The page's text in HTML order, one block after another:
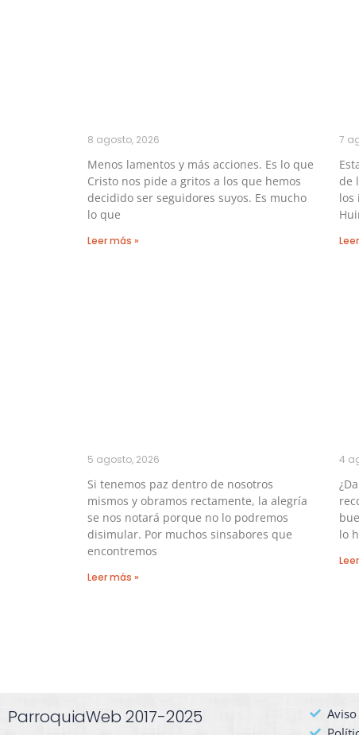
8 agosto, 2026
Menos lamentos y más acciones. Es lo que
Cristo nos pide a gritos a los que hemos
decidido ser seguidores suyos. Es mucho
lo que
Leer más »
7
de
los
5 agosto, 2026
Si tenemos paz dentro de nosotros
mismos y obramos rectamente, la alegría
se nos notará porque no lo podremos
disimular. Por muchos sinsabores que
encontremos
Leer más »
4
lo
ParroquiaWeb 2017-2025